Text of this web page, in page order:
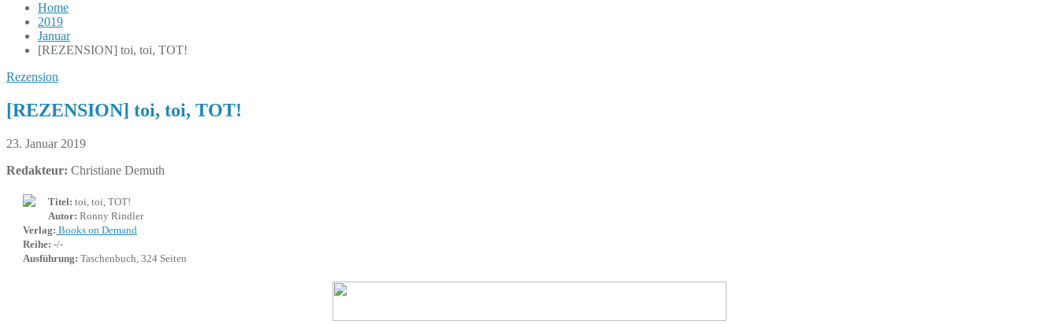
Home
2019
Januar
[REZENSION] toi, toi, TOT!
Rezension
[REZENSION] toi, toi, TOT!
23. Januar 2019
Redakteur: Christiane Demuth
Titel: toi, toi, TOT!
Autor: Ronny Rindler
Verlag: Books on Demand
Reihe: -/-
Ausführung: Taschenbuch, 324 Seiten